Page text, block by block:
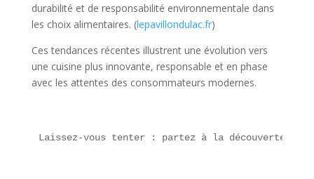
durabilité et de responsabilité environnementale dans
les choix alimentaires. (lepavillondulac.fr)
Ces tendances récentes illustrent une évolution vers
une cuisine plus innovante, responsable et en phase
avec les attentes des consommateurs modernes.
Laissez-vous tenter : partez à la découverte de